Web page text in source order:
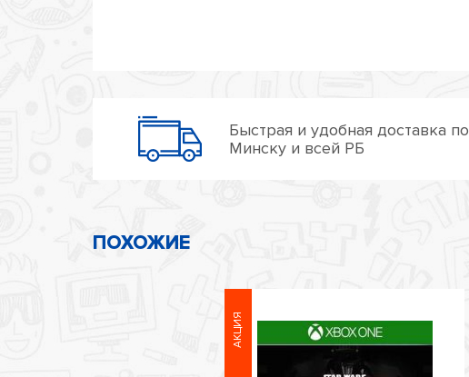
Быстрая и удобная доставка по
Минску и всей РБ
ПОХОЖИЕ
АКЦИЯ